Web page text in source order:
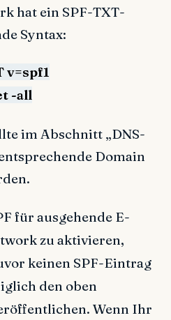
hat ein SPF-TXT-
Syntax:
v=spf1
-all
im Abschnitt „DNS-
Domain
für ausgehende E-
zu aktivieren,
keinen SPF-Eintrag
den oben
Wenn Ihr